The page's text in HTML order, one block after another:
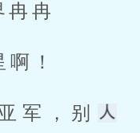
冉冉
啊！
军，别